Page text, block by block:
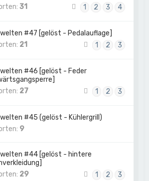
31 1 2 3 4
#47 [gelöst - Pedalauflage]
21 1 2 3
#46 [gelöst - Feder
27 1 2 3
#45 (gelöst - Kühlergrill)
9
#44 [gelöst - hintere
29 1 2 3